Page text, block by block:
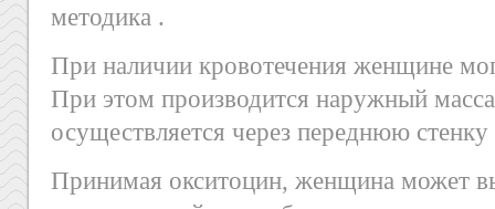
методика .
При наличии кровотечения женщине
При этом производится наружный
осуществляется через переднюю
Принимая окситоцин, женщина может